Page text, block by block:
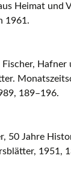
Heimat und
1961.
189–196.
50 Jahre
1951,